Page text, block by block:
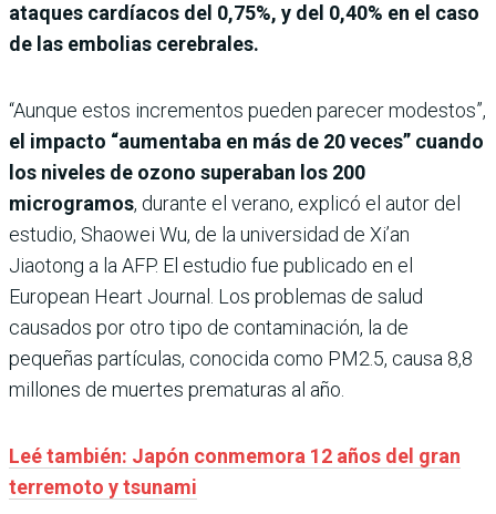
ataques cardíacos del 0,75%, y del 0,40% en el caso
de las embolias cerebrales.
“Aunque estos incrementos pueden parecer modestos”,
el impacto “aumentaba en más de 20 veces” cuando
los niveles de ozono superaban los 200
microgramos, durante el verano, explicó el autor del
estudio, Shaowei Wu, de la universidad de Xi’an
Jiaotong a la AFP. El estudio fue publicado en el
European Heart Journal. Los problemas de salud
causados por otro tipo de contaminación, la de
pequeñas partículas, conocida como PM2.5, causa 8,8
millones de muertes prematuras al año.
Leé también: Japón conmemora 12 años del gran
terremoto y tsunami